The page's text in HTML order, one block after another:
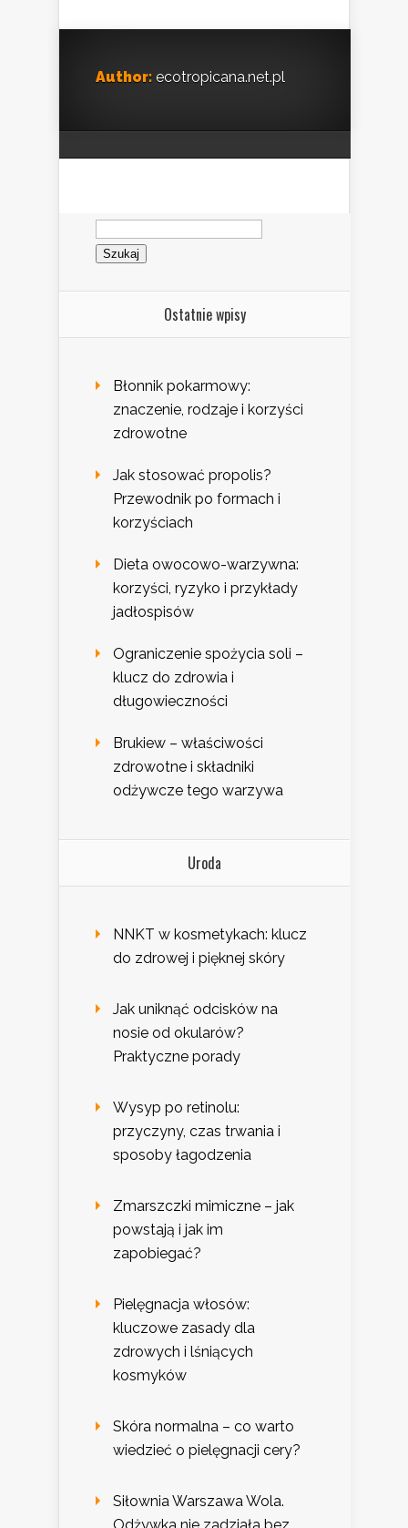
Author: ecotropicana.net.pl
Szukaj:
Ostatnie wpisy
Błonnik pokarmowy:
znaczenie, rodzaje i korzyści
zdrowotne
Jak stosować propolis?
Przewodnik po formach i
korzyściach
Dieta owocowo-warzywna:
korzyści, ryzyko i przykłady
jadłospisów
Ograniczenie spożycia soli –
klucz do zdrowia i
długowieczności
Brukiew – właściwości
zdrowotne i składniki
odżywcze tego warzywa
Uroda
NNKT w kosmetykach: klucz
do zdrowej i pięknej skóry
Jak uniknąć odcisków na
nosie od okularów?
Praktyczne porady
Wysyp po retinolu:
przyczyny, czas trwania i
sposoby łagodzenia
Zmarszczki mimiczne – jak
powstają i jak im
zapobiegać?
Pielęgnacja włosów:
kluczowe zasady dla
zdrowych i lśniących
kosmyków
Skóra normalna – co warto
wiedzieć o pielęgnacji cery?
Siłownia Warszawa Wola.